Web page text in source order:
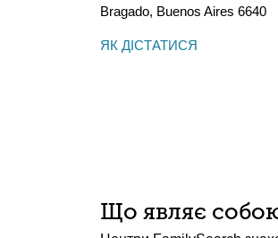
Bragado, Buenos Aires 6640
ЯК ДІСТАТИСЯ
Що являє